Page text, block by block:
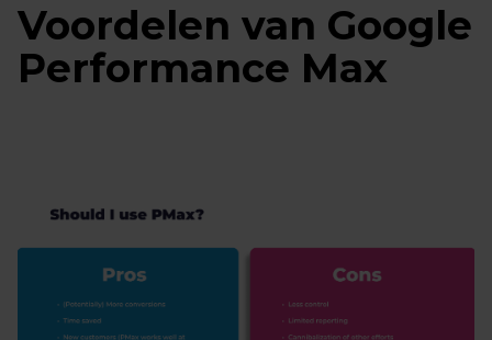
Voordelen van Google
Performance Max